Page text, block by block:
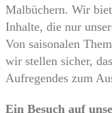
Malbüchern. Wir
Inhalte, die nur
Von saisonalen
wir stellen sicher,
Aufregendes zum
Ein Besuch auf